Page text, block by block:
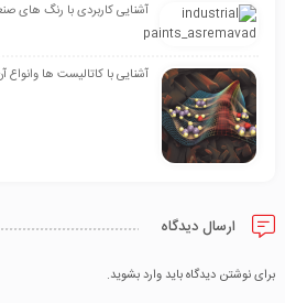
آشنایی کاربردی با رنگ های
آشنایی با کاتالیست ها وانواع
ارسال دیدگاه
برای نوشتن دیدگاه باید وارد بشوید.